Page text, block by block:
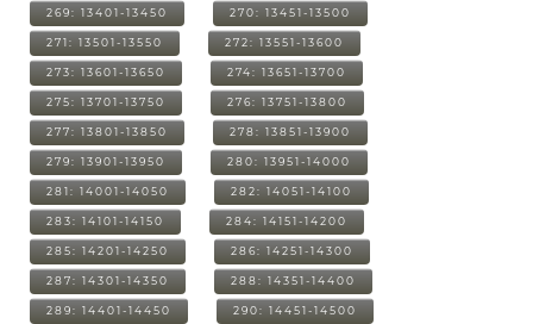
269: 13401-13450 270: 13451-13500
271: 13501-13550 272: 13551-13600
273: 13601-13650 274: 13651-13700
275: 13701-13750 276: 13751-13800
277: 13801-13850 278: 13851-13900
279: 13901-13950 280: 13951-14000
281: 14001-14050 282: 14051-14100
283: 14101-14150 284: 14151-14200
285: 14201-14250 286: 14251-14300
287: 14301-14350 288: 14351-14400
289: 14401-14450 290: 14451-14500